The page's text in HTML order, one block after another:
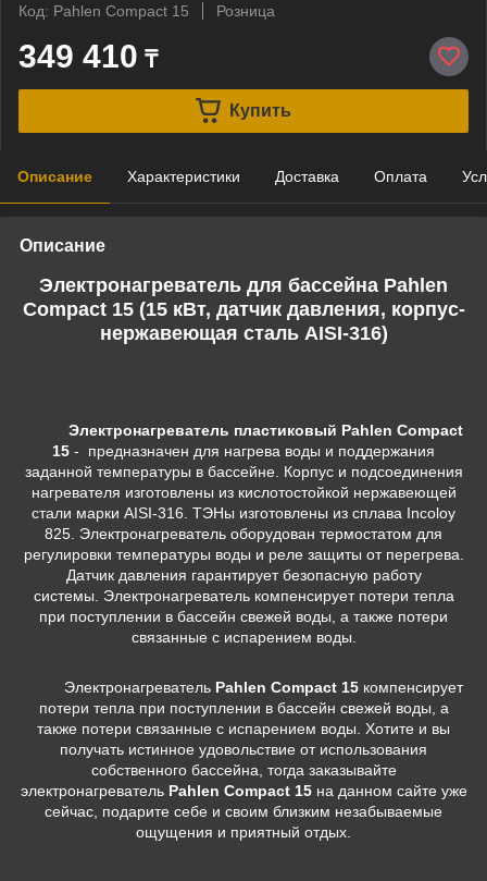
Код: Pahlen Compact 15
Розница
349 410 ₸
Купить
Описание Характеристики Доставка Оплата
Описание
Электронагреватель для бассейна Pahlen
Compact 15 (15 кВт, датчик давления, корпус-
нержавеющая сталь AISI-316)
Электронагреватель пластиковый Pahlen Compact
15 - предназначен для нагрева воды и поддержания
заданной температуры в бассейне. Корпус и подсоединения
нагревателя изготовлены из кислотостойкой нержавеющей
стали марки AISI-316. ТЭНы изготовлены из сплава Incoloy
825. Электронагреватель оборудован термостатом для
регулировки температуры воды и реле защиты от перегрева.
Датчик давления гарантирует безопасную работу
системы. Электронагреватель компенсирует потери тепла
при поступлении в бассейн свежей воды, а также потери
связанные с испарением воды.
Электронагреватель Pahlen Compact 15компенсирует
потери тепла при поступлении в бассейн свежей воды, а
также потери связанные с испарением воды. Хотите и вы
получать истинное удовольствие от использования
собственного бассейна, тогда заказывайте
электронагреватель Pahlen Compact 15на данном сайте уже
сейчас, подарите себе и своим близким незабываемые
ощущения и приятный отдых.